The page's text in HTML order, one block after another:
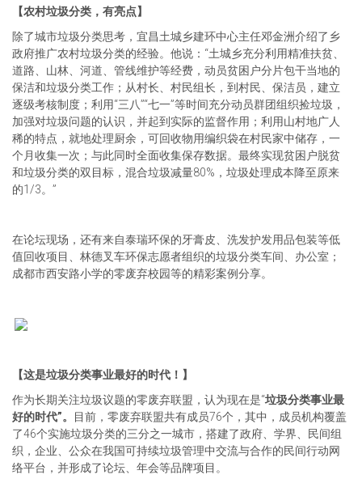
【农村垃圾分类，有亮点】
除了城市垃圾分类思考，宜昌土城乡建环中心主任邓金洲介绍了乡
政府推广农村垃圾分类的经验。他说：“土城乡充分利用精准扶贫、
道路、山林、河道、管线维护等经费，动员贫困户分片包干当地的
保洁和垃圾分类工作；从村长、村民组长，到村民、保洁员，建立
逐级考核制度；利用“三八”“七一”等时间充分动员群团组织捡垃圾，
加强对垃圾问题的认识，并起到实际的监督作用；利用山村地广人
稀的特点，就地处理厨余，可回收物用编织袋在村民家中储存，一
个月收集一次；与此同时全面收集保存数据。最终实现贫困户脱贫
和垃圾分类的双目标，混合垃圾减量80%，垃圾处理成本降至原来
的1/3。”
在论坛现场，还有来自泰瑞环保的牙膏皮、洗发护发用品包装等低
值回收项目、林德叉车环保志愿者组织的垃圾分类车间、办公室；
成都市西安路小学的零废弃校园等的精彩案例分享。
【这是垃圾分类事业最好的时代！】
作为长期关注垃圾议题的零废弃联盟，认为现在是“垃圾分类事业最
好的时代”。
目前，零废弃联盟共有成员76个，其中，成员机构覆盖
了46个实施垃圾分类的三分之一城市，搭建了政府、学界、民间组
织，企业、公众在我国可持续垃圾管理中交流与合作的民间行动网
络平台，并形成了论坛、年会等品牌项目。